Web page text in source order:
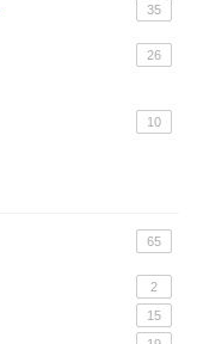
35
26
10
65
2
15